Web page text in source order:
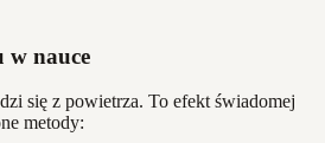
w nauce
się z powietrza. To efekt świadomej
metody: